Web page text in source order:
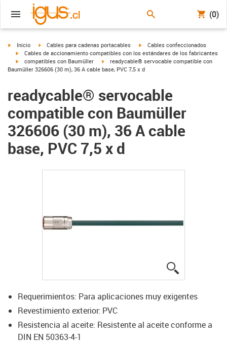
(0)
igus-icon-arrow-right
Inicio igus-icon-arrow-right
Cables para cadenas portacables igus-icon-arrow-right
Cables confeccionados
igus-icon-arrow-right
Cables de accionamiento compatibles con los estándares de los fabricantes
igus-icon-arrow-right
compatibles con Baumüller igus-icon-arrow-right
readycable® servocable compatible con
Baumüller 326606 (30 m), 36 A cable base, PVC 7,5 x d
readycable® servocable
compatible con Baumüller
326606 (30 m), 36 A cable
base, PVC 7,5 x d
Requerimientos: Para aplicaciones muy exigentes
Revestimiento exterior: PVC
Resistencia al aceite: Resistente al aceite conforme a
DIN EN 50363-4-1